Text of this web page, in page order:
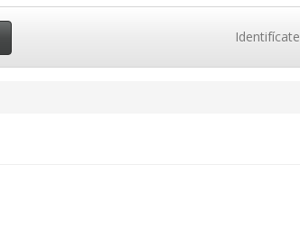
Identifícate